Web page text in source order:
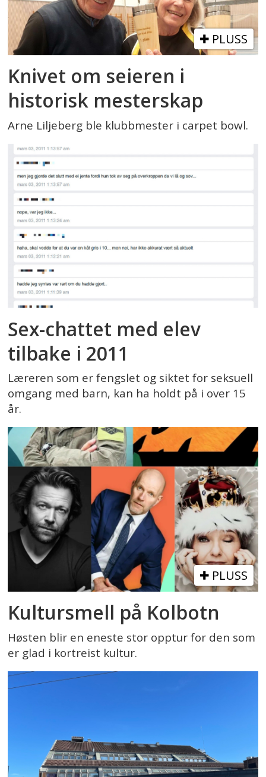
PLUSS
Knivet om seieren i
historisk mesterskap
Arne Liljeberg ble klubbmester i carpet bowl.
Sex-chattet med elev
tilbake i 2011
Læreren som er fengslet og siktet for seksuell
omgang med barn, kan ha holdt på i over 15
år.
PLUSS
Kultursmell på Kolbotn
Høsten blir en eneste stor opptur for den som
er glad i kortreist kultur.